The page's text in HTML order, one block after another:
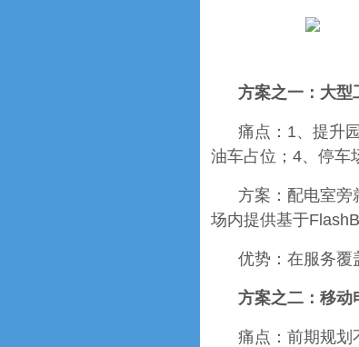
方案之一：大型
痛点：1、提升
油车占位；4、停车
方案：配电室旁
场内提供基于
优势：在服务覆
方案之二：移动
痛点：前期规划